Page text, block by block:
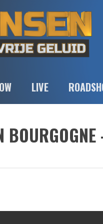
LIVE